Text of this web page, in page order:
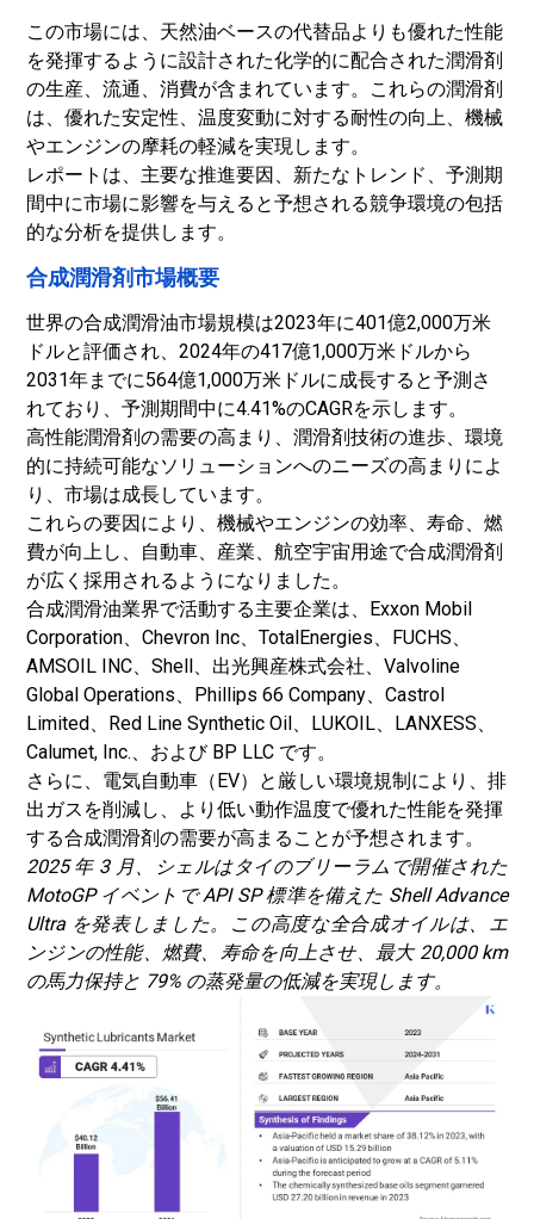
この市場には、天然油ベースの代替品よりも優れた性能
を発揮するように設計された化学的に配合された潤滑剤
の生産、流通、消費が含まれています。これらの潤滑剤
は、優れた安定性、温度変動に対する耐性の向上、機械
やエンジンの摩耗の軽減を実現します。
レポートは、主要な推進要因、新たなトレンド、予測期
間中に市場に影響を与えると予想される競争環境の包括
的な分析を提供します。
合成潤滑剤市場概要
世界の合成潤滑油市場規模は2023年に401億2,000万米
ドルと評価され、2024年の417億1,000万米ドルから
2031年までに564億1,000万米ドルに成長すると予測さ
れており、予測期間中に4.41%のCAGRを示します。
高性能潤滑剤の需要の高まり、潤滑剤技術の進歩、環境
的に持続可能なソリューションへのニーズの高まりによ
り、市場は成長しています。
これらの要因により、機械やエンジンの効率、寿命、燃
費が向上し、自動車、産業、航空宇宙用途で合成潤滑剤
が広く採用されるようになりました。
合成潤滑油業界で活動する主要企業は、Exxon Mobil
Corporation、Chevron Inc、TotalEnergies、FUCHS、
AMSOIL INC、Shell、出光興産株式会社、Valvoline
Global Operations、Phillips 66 Company、Castrol
Limited、Red Line Synthetic Oil、LUKOIL、LANXESS、
Calumet, Inc.、および BP LLC です。
さらに、 電気自動車 （EV）と厳しい環境規制により、排
出ガスを削減し、より低い動作温度で優れた性能を発揮
する合成潤滑剤の需要が高まることが予想されます。
2025 年 3 月、シェルはタイのブリーラムで開催された
MotoGP イベントで API SP 標準を備えた Shell Advance
Ultra を発表しました。この高度な全合成オイルは、エ
ンジンの性能、燃費、寿命を向上させ、最大 20,000 km
の馬力保持と 79% の蒸発量の低減を実現します。